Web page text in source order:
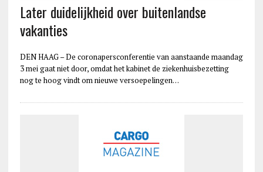
Later duidelijkheid over buitenlandse
vakanties
DEN HAAG – De coronapersconferentie van aanstaande maandag
3 mei gaat niet door, omdat het kabinet de ziekenhuisbezetting
nog te hoog vindt om nieuwe versoepelingen…